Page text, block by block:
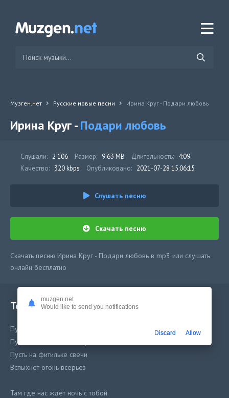
Музген.нет Русские новые песни Ирина Круг - Подари любовь
Ирина Круг -Подари любовь
Слушали: 2 106 Размер: 9.63 MB Длительность: 4:09
Качество: 320 kbps Опубликовано: 2021-07-28 15:06:15
Слушать песню
Скачать песню
Скачать песню Ирина Круг - Подари любовь в mp3 или слушать
онлайн бесплатно
Текст песни
Пусть будет светло в ночи
Пусть станет тепло в мороз
Пусть на фитильке свечи
Вспыхнет огонь всерьез
Там где нас ждет ночь с тобой
muzgen.net
Would like to send you notifications
Discard Allow